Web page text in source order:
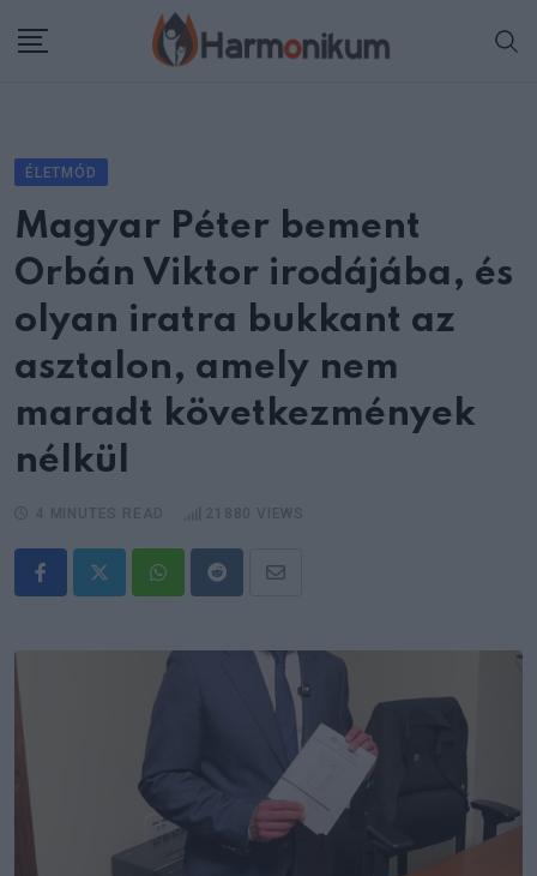
ÉLETMÓD
Magyar Péter bement
Orbán Viktor irodájába, és
olyan iratra bukkant az
asztalon, amely nem
maradt következmények
nélkül
WhatsappRedditShare
Email